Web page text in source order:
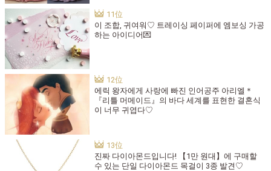
이 조합, 귀여워♡ 트레이싱 페이퍼에 엠보싱 가공
하는 아이디어💌
에릭 왕자에게 사랑에 빠진 인어공주 아리엘＊
『리틀 머메이드』의 바다 세계를 표현한 결혼식
이 너무 귀엽다♡
진짜 다이아몬드입니다! 【1만 원대】에 구매할
수 있는 단일 다이아몬드 목걸이 3종 발견♡